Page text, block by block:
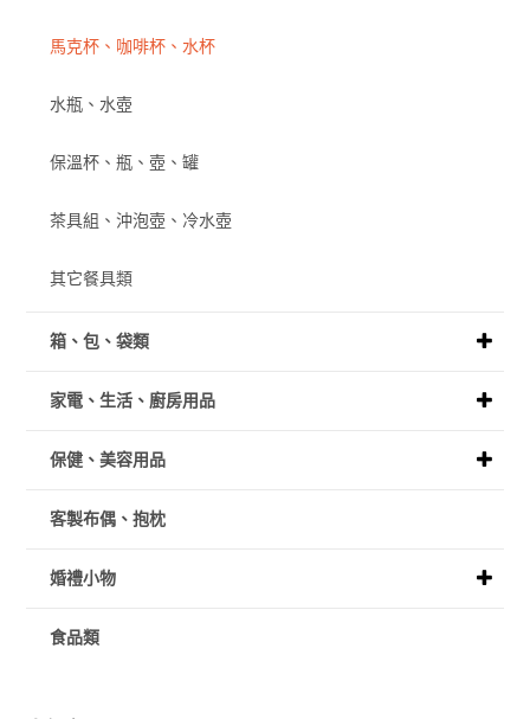
馬克杯、咖啡杯、水杯
水瓶、水壺
保溫杯、瓶、壺、罐
茶具組、沖泡壺、冷水壺
其它餐具類
箱、包、袋類
家電、生活、廚房用品
保健、美容用品
客製布偶、抱枕
婚禮小物
食品類